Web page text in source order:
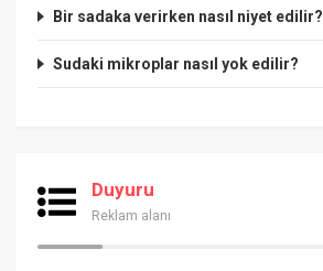
Bir sadaka verirken nasıl niyet edilir?
Sudaki mikroplar nasıl yok edilir?
Duyuru
Reklam alanı